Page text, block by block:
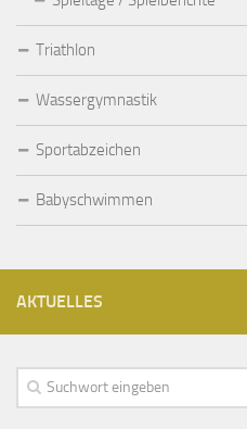
Triathlon
Wassergymnastik
Sportabzeichen
Babyschwimmen
AKTUELLES